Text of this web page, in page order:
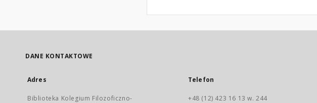
DANE KONTAKTOWE
Adres
Biblioteka Kolegium Filozoficzno-
Telefon
+48 (12) 423 16 13 w. 244